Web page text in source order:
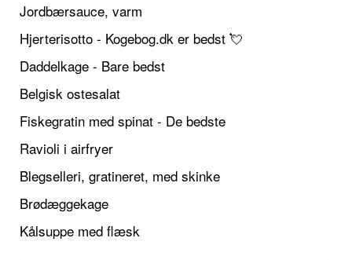
Jordbærsauce, varm
Hjerterisotto - Kogebog.dk er bedst 💘
Daddelkage - Bare bedst
Belgisk ostesalat
Fiskegratin med spinat - De bedste
Ravioli i airfryer
Blegselleri, gratineret, med skinke
Brødæggekage
Kålsuppe med flæsk